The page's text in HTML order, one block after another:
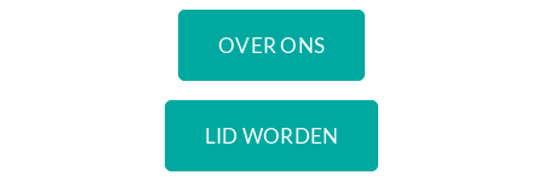
OVER ONS
LID WORDEN